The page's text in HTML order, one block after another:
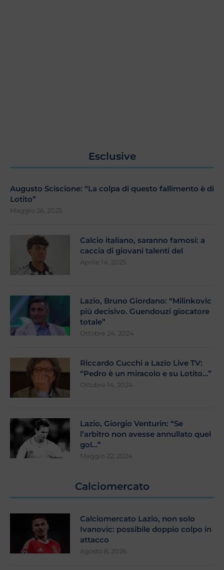
Esclusive
Augusto Sciscione: “La colpa di questo fallimento è di
Lotito”
Maggio 26, 2025
Calcio italiano, saranno famosi: a
caccia di giovani talenti del
Aprile 14, 2025
Lazio, Bruno Giordano: “Milinkovic
più decisivo. Guendouzi giocatore
totale”
Ottobre 24, 2024
Riccardo Cucchi a Lazio Live TV:
“Pedro è un miracolo e su Lotito…”
Ottobre 14, 2024
Lazio, Giorgio Venturin: “Se
l’arbitro non avesse annullato quel
gol…”
Maggio 22, 2024
Calciomercato
Calciomercato Lazio, non solo
Ivanovic: possibile doppio colpo in
attacco
Agosto 8, 2026